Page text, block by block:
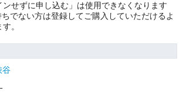
ンせずに申し込む」は使用できなくなります
でない方は登録してご購入していただけるよ
。
谷